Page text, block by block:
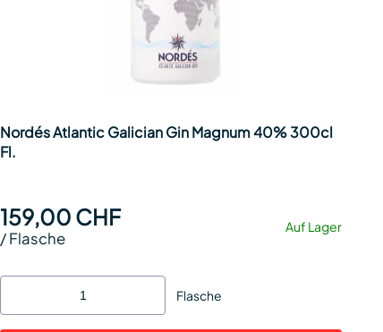
Nordés Atlantic Galician Gin Magnum 40% 300cl
Fl.
Auf Lager
159,00 CHF
/Flasche
Flasche